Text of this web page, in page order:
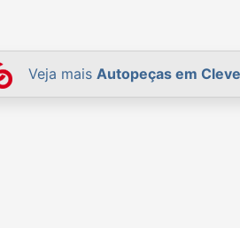
Veja mais Autopeças em